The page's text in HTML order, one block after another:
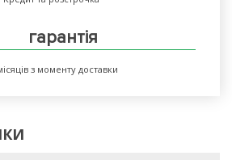
гарантія
з моменту доставки